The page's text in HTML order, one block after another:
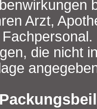
Arzt,
die nicht